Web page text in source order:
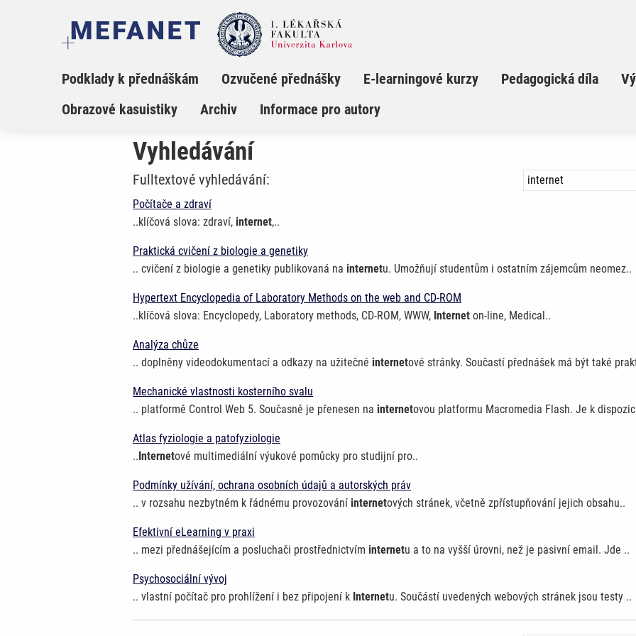
Podklady k přednáškám Ozvučené přednášky E-learningové kurzy Pedagogická díla
Obrazové kasuistiky
Archiv Informace pro autory
Vyhledávání
Fulltextové vyhledávání:
Počítače a zdraví
..klíčová slova: zdraví, internet,..
Praktická cvičení z biologie a genetiky
.. cvičení z biologie a genetiky publikovaná na internetu. Umožňují studentům i ostatním zájemcům neomez..
Hypertext Encyclopedia of Laboratory Methods on the web and CD-ROM
..klíčová slova: Encyclopedy, Laboratory methods, CD-ROM, WWW, Interneton-line, Medical..
Analýza chůze
.. doplněny videodokumentací a odkazy na užitečné internetové stránky. Součastí přednášek má být také
Mechanické vlastnosti kosterního svalu
.. platformě Control Web 5. Současně je přenesen na internetovou platformu Macromedia Flash. Je k
Atlas fyziologie a patofyziologie
..Internetové multimediální výukové pomůcky pro studijní pro..
Podmínky užívání, ochrana osobních údajů a autorských práv
.. v rozsahu nezbytném k řádnému provozování internetových stránek, včetně zpřístupňování jejich obsahu..
Efektivní eLearning v praxi
.. mezi přednášejícím a posluchači prostřednictvím internetu a to na vyšší úrovni, než je pasivní email. Jde ..
Psychosociální vývoj
.. vlastní počítač pro prohlížení i bez připojení k Internetu. Součástí uvedených webových stránek jsou testy ..